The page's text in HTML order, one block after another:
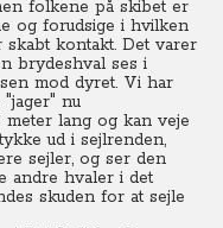
folkene på skibet er
og forudsige i hvilken
kontakt. Det varer
brydeshval ses i
mod dyret. Vi har
nu
lang og kan veje
ud i sejlrenden,
sejler, og ser den
andre hvaler i det
skuden for at sejle